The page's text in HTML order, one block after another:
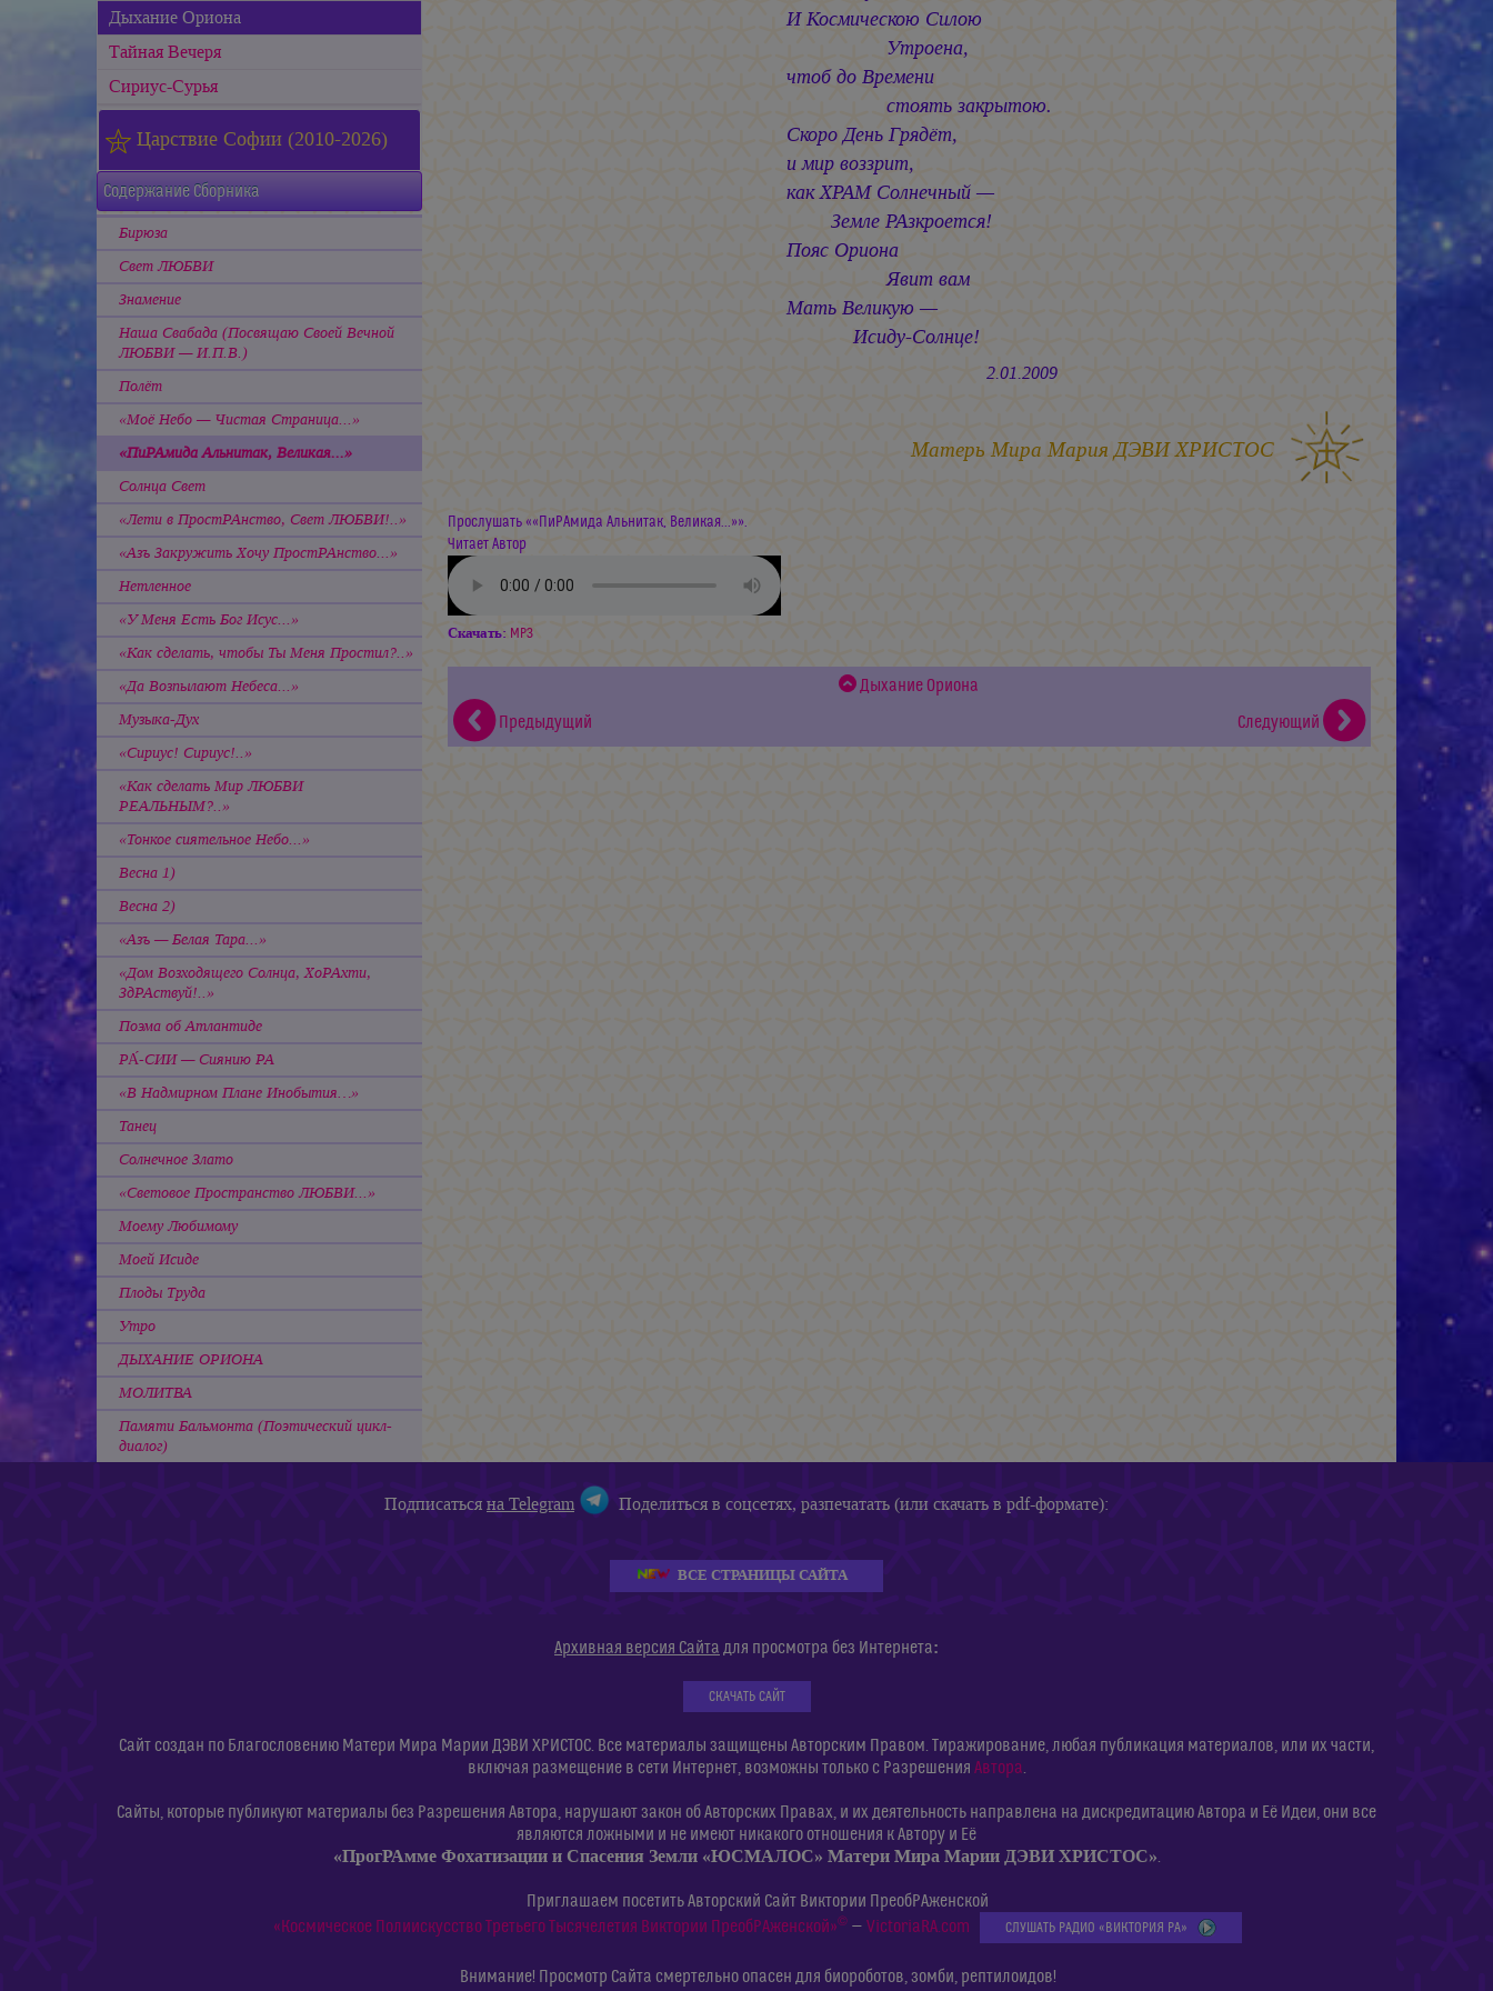
Дыхание Ориона
Тайная Вечеря
Сириус-Сурья
Царствие Софии (2010-2026)
Содержание Сборника
Бирюза
Свет ЛЮБВИ
Знамение
Наша Свабада (Посвящаю Своей Вечной
ЛЮБВИ — И.П.В.)
Полёт
«Моё Небо — Чистая Страница...»
«ПиРАмида Альнитак, Великая...»
Солнца Свет
«Лети в ПростРАнство, Свет ЛЮБВИ!..»
«Азъ Закружить Хочу ПростРАнство...»
Нетленное
«У Меня Есть Бог Исус...»
«Как сделать, чтобы Ты Меня Простил?..»
«Да Возпылают Небеса...»
Музыка-Дух
«Сириус! Сириус!..»
«Как сделать Мир ЛЮБВИ
РЕАЛЬНЫМ?..»
«Тонкое сиятельное Небо...»
Весна 1)
Весна 2)
«Азъ — Белая Тара...»
«Дом Возходящего Солнца, ХоРАхти,
ЗдРАствуй!..»
Поэма об Атлантиде
РА́-СИИ — Сиянию РА
«В Надмирном Плане Инобытия…»
Танец
Солнечное Злато
«Световое Пространство ЛЮБВИ...»
Моему Любимому
Моей Исиде
Плоды Труда
Утро
ДЫХАНИЕ ОРИОНА
МОЛИТВА
Памяти Бальмонта (Поэтический цикл-
диалог)
И Космическою Силою
Утроена,
чтоб до Времени
стоять закрытою.
Скоро День Грядёт,
и мир воззрит,
как ХРАМ Солнечный —
Земле РАзкроется!
Пояс Ориона
Явит вам
Мать Великую —
Исиду-Солнце!
2.01.2009
Матерь МираМария ДЭВИ ХРИСТОС
Прослушать ««ПиРАмида Альнитак, Великая...»».
Читает Автор
Скачать: MP3
Дыхание Ориона
Предыдущий
Следующий
Подписатьсяна Telegram Поделиться в соцсетях, разпечатать (или скачать в pdf-формате):
ВСЕ СТРАНИЦЫ САЙТА
Архивная версия Сайта для просмотра без Интернета:
СКАЧАТЬ САЙТ
Сайт создан по Благословению Матери Мира Марии ДЭВИ ХРИСТОС. Все материалы защищены Авторским Правом. Тиражирование, любая публикация материалов, или их части,
включая размещение в сети Интернет, возможны только с Разрешения Автора.
Сайты, которые публикуют материалы без Разрешения Автора, нарушают закон об Авторских Правах, и их деятельность направлена на дискредитацию Автора и Её Идеи, они все
являются ложными и не имеют никакого отношения к Автору и Её
«ПрогРАмме Фохатизации и Спасения Земли «ЮСМАЛОС» Матери Мира Марии ДЭВИ ХРИСТОС».
Приглашаем посетить Авторский Сайт Виктории ПреобРАженской
«Космическое Полиискусство Третьего Тысячелетия Виктории ПреобРАженской»© — VictoriaRA.com СЛУШАТЬ РАДИО «ВИКТОРИЯ РА»
Внимание! Просмотр Сайта смертельно опасен для биороботов, зомби, рептилоидов!